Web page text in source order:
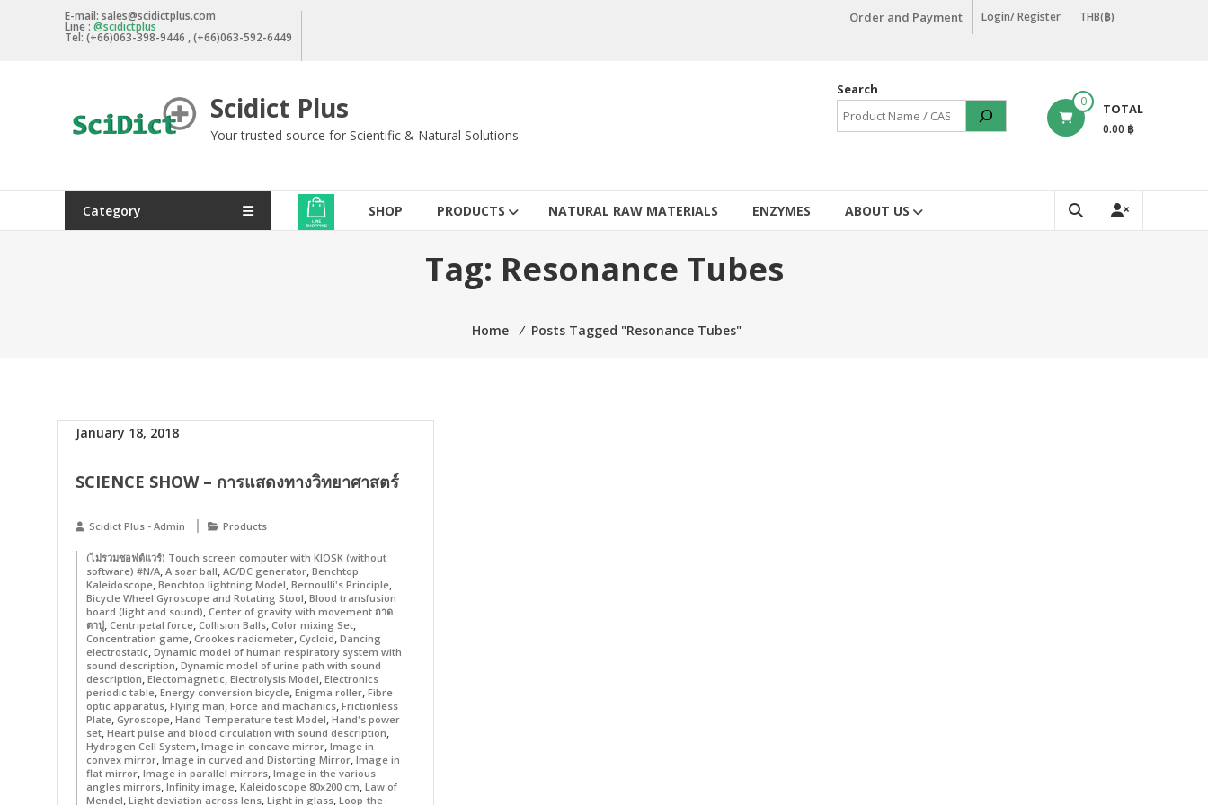
E-mail: sales@scidictplus.com
Line : @scidictplus
Tel: (+66)063-398-9446 , (+66)063-592-6449
Order and Payment Login/ Register THB(฿)
Scidict Plus
Your trusted source for Scientific & Natural Solutions
0 TOTAL
0.00 ฿
Search
Category SHOP PRODUCTS NATURAL RAW MATERIALS ENZYMES ABOUT US
Tag: Resonance Tubes
Home ⁄ Posts Tagged "Resonance Tubes"
January 18, 2018
SCIENCE SHOW – การแสดงทางวิทยาศาสตร์
Scidict Plus - Admin Products
(ไม่รวมซอฟต์แวร์) Touch screen computer with KIOSK (without
software) #N/A, A soar ball, AC/DC generator, Benchtop
Kaleidoscope, Benchtop lightning Model, Bernoulli's Principle,
Bicycle Wheel Gyroscope and Rotating Stool, Blood transfusion
board (light and sound), Center of gravity with movement ถาด
ตาปู, Centripetal force, Collision Balls, Color mixing Set,
Concentration game, Crookes radiometer, Cycloid, Dancing
electrostatic, Dynamic model of human respiratory system with
sound description, Dynamic model of urine path with sound
description, Electomagnetic, Electrolysis Model, Electronics
periodic table, Energy conversion bicycle, Enigma roller, Fibre
optic apparatus, Flying man, Force and machanics, Frictionless
Plate, Gyroscope, Hand Temperature test Model, Hand's power
set, Heart pulse and blood circulation with sound description,
Hydrogen Cell System, Image in concave mirror, Image in
convex mirror, Image in curved and Distorting Mirror, Image in
flat mirror, Image in parallel mirrors, Image in the various
angles mirrors, Infinity image, Kaleidoscope 80x200 cm, Law of
Mendel, Light deviation across lens, Light in glass, Loop-the-